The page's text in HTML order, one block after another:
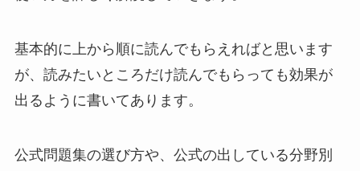
基本的に上から順に読んでもらえればと思います
が、読みたいところだけ読んでもらっても効果が
出るように書いてあります。
公式問題集の選び方や、公式の出している分野別